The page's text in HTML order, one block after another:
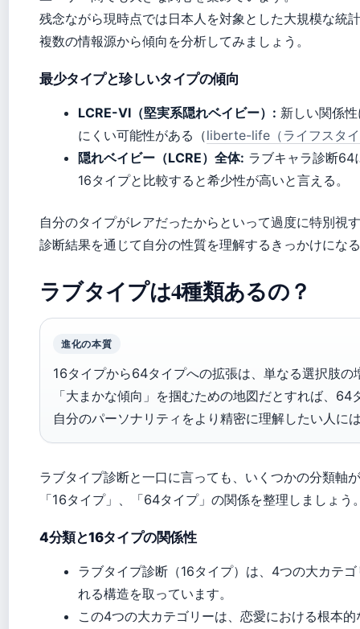
残念ながら現時点では日本人を対象とした大規模な統
複数の情報源から傾向を分析してみましょう。
最少タイプと珍しいタイプの傾向
LCRE-VI（堅実系隠れベイビー）: 新しい関係
にくい可能性がある（liberte-life（ライフスタ
隠れベイビー（LCRE）全体: ラブキャラ診断64
16タイプと比較すると希少性が高いと言える。
自分のタイプがレアだったからといって過度に特別視
診断結果を通じて自分の性質を理解するきっかけにな
ラブタイプは4種類あるの？
進化の本質
16タイプから64タイプへの拡張は、単なる選択肢
「大まかな傾向」を掴むための地図だとすれば、
自分のパーソナリティをより精密に理解したい人に
ラブタイプ診断と一口に言っても、いくつかの分類軸
「16タイプ」、「64タイプ」の関係を整理しましょう
4分類と16タイプの関係性
ラブタイプ診断（16タイプ）は、4つの大カテ
れる構造を取っています。
この4つの大カテゴリーは、恋愛における根本